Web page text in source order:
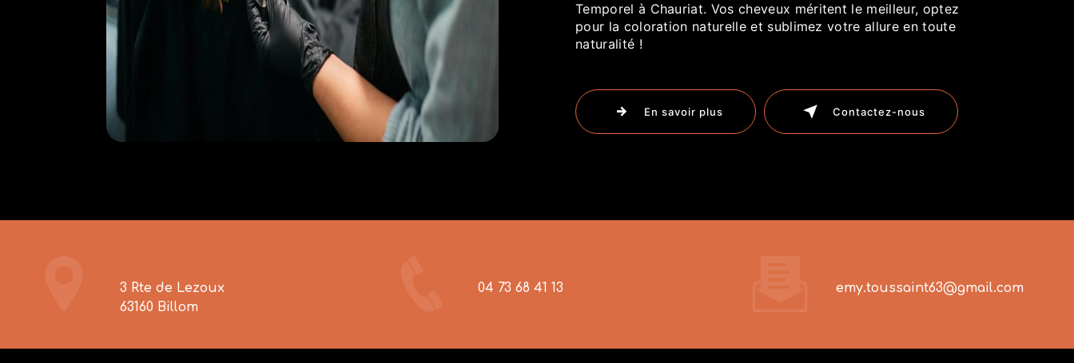
Temporel à Chauriat. Vos cheveux méritent le meilleur, optez
pour la coloration naturelle et sublimez votre allure en toute
naturalité !
En savoir plus Contactez-nous
3 Rte de Lezoux
63160 Billom
04 73 68 41 13 emy.toussaint63@gmail.com